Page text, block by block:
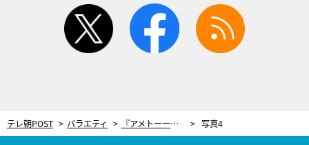
twitter facebook
テレ朝POST バラエティ 『アメトーーク！』収録30分前に企画が延期！麒麟・川島「せっかく集まったから…」 写真4